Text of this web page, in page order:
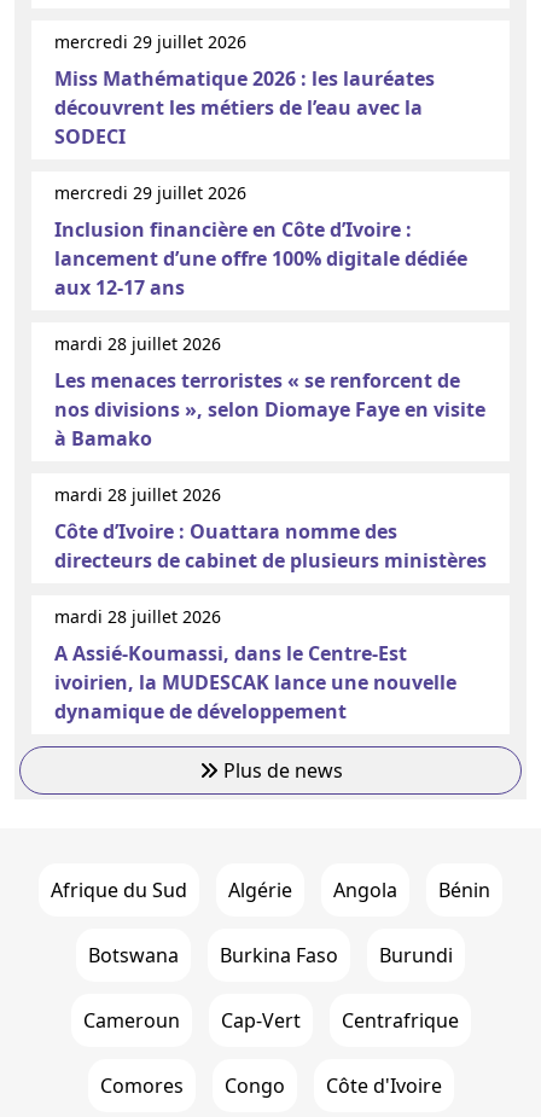
mercredi 29 juillet 2026
Miss Mathématique 2026 : les lauréates
découvrent les métiers de l’eau avec la
SODECI
mercredi 29 juillet 2026
Inclusion financière en Côte d’Ivoire :
lancement d’une offre 100% digitale dédiée
aux 12-17 ans
mardi 28 juillet 2026
Les menaces terroristes « se renforcent de
nos divisions », selon Diomaye Faye en visite
à Bamako
mardi 28 juillet 2026
Côte d’Ivoire : Ouattara nomme des
directeurs de cabinet de plusieurs ministères
mardi 28 juillet 2026
A Assié-Koumassi, dans le Centre-Est
ivoirien, la MUDESCAK lance une nouvelle
dynamique de développement
Plus de news
Afrique du Sud Algérie Angola Bénin
Botswana Burkina Faso Burundi
Cameroun Cap-Vert Centrafrique
Comores Congo Côte d'Ivoire